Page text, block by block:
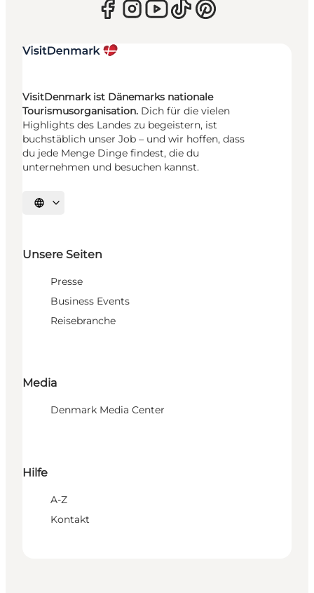
VisitDenmark ist Dänemarks nationale
Tourismusorganisation. Dich für die vielen
Highlights des Landes zu begeistern, ist
buchstäblich unser Job – und wir hoffen, dass
du jede Menge Dinge findest, die du
unternehmen und besuchen kannst.
Sprache auswählen
Unsere Seiten
Presse
Business Events
Reisebranche
Media
Denmark Media Center
Hilfe
A-Z
Kontakt